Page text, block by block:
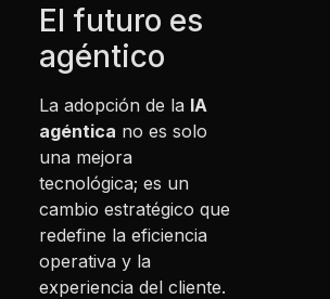
El futuro es
agéntico
La adopción de la IA
agéntica no es solo
una mejora
tecnológica; es un
cambio estratégico que
redefine la eficiencia
operativa y la
experiencia del cliente.